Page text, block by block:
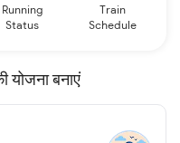
Running
Status
Train
Schedule
बनाएं